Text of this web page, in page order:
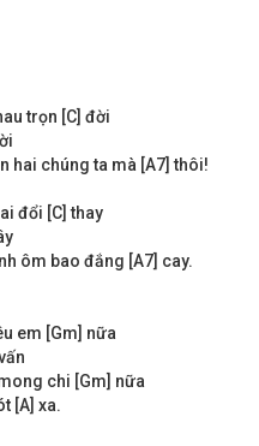
trọn [C] đời
hai chúng ta mà [A7] thôi!
đổi [C] thay
ôm bao đắng [A7] cay.
em [Gm] nữa
chi [Gm] nữa
[A] xa.